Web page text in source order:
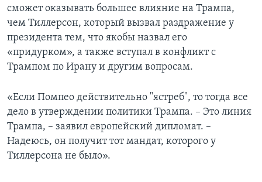
сможет оказывать большее влияние на Трампа,
чем Тиллерсон, который вызвал раздражение у
президента тем, что якобы назвал его
«придурком», а также вступал в конфликт с
Трампом по Ирану и другим вопросам.
«Если Помпео действительно "ястреб", то тогда все
дело в утверждении политики Трампа. – Это линия
Трампа, – заявил европейский дипломат. –
Надеюсь, он получит тот мандат, которого у
Тиллерсона не было».